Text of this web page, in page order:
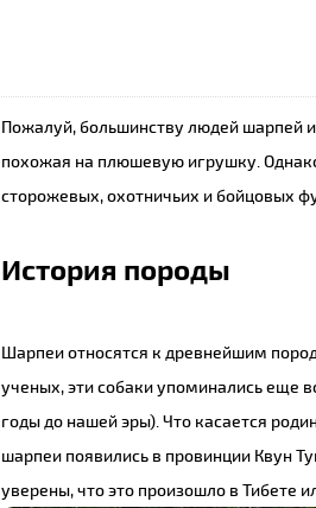
Пожалуй, большинству людей шарпей
похожая на плюшевую игрушку.
сторожевых, охотничьих и бойцовых
История породы
Шарпеи относятся к древнейшим
ученых, эти собаки упоминались еще
годы до нашей эры). Что касается
шарпеи появились в провинции Квун
уверены, что это произошло в Тибете